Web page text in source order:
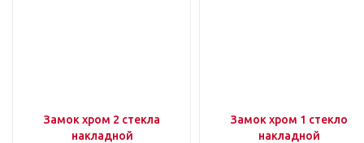
Замок хром 2 стекла
накладной
Замок хром 1 стекло
накладной